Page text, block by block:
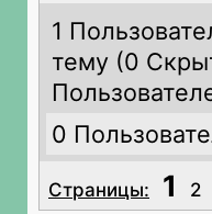
1
тему (0
0
Страницы: 1 2